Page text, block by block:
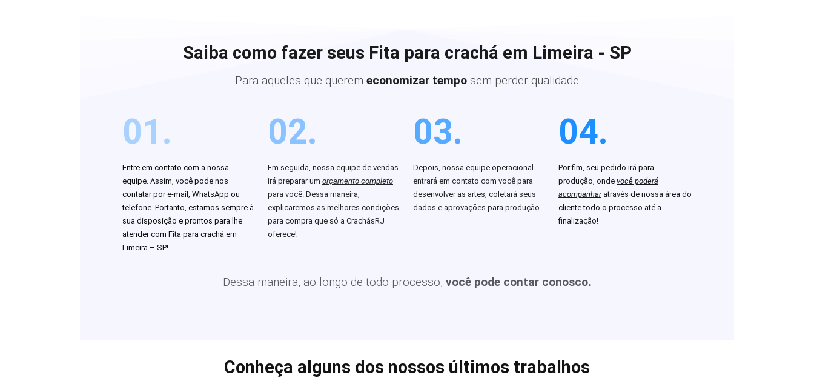
Saiba como fazer seus Fita para crachá em Limeira - SP
Para aqueles que querem economizar tempo sem perder qualidade
01.
Entre em contato com a nossa
equipe. Assim, você pode nos
contatar por e-mail, WhatsApp ou
telefone. Portanto, estamos sempre à
sua disposição e prontos para lhe
atender com Fita para crachá em
Limeira – SP!
02.
Em seguida, nossa equipe de vendas
irá preparar um orçamento completo
para você. Dessa maneira,
explicaremos as melhores condições
para compra que só a CrachásRJ
oferece!
03.
Depois, nossa equipe operacional
entrará em contato com você para
desenvolver as artes, coletará seus
dados e aprovações para produção.
04.
Por fim, seu pedido irá para
produção, onde você poderá
acompanharatravés de nossa área do
cliente todo o processo até a
finalização!
Dessa maneira, ao longo de todo processo, você pode contar conosco.
Conheça alguns dos nossos últimos trabalhos